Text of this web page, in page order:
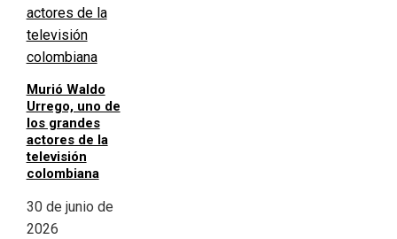
Murió Waldo
Urrego, uno de
los grandes
actores de la
televisión
colombiana
30 de junio de
2026